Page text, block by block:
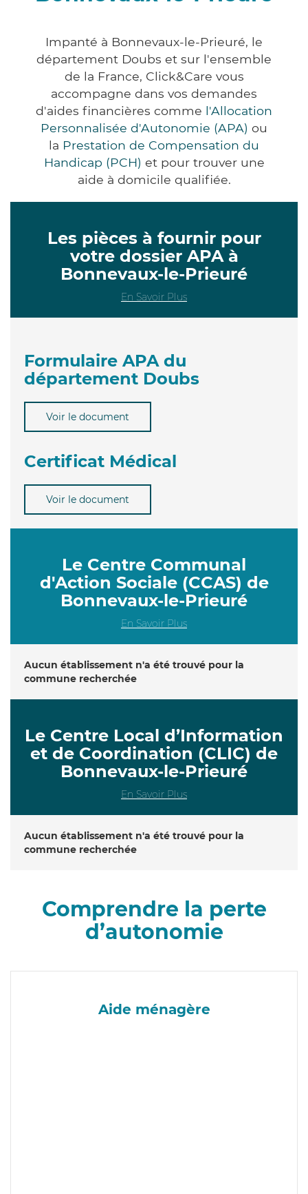
Impanté à Bonnevaux-le-Prieuré, le
département Doubs et sur l'ensemble
de la France, Click&Care vous
accompagne dans vos demandes
d'aides financières comme l'Allocation
Personnalisée d'Autonomie (APA) ou
la Prestation de Compensation du
Handicap (PCH) et pour trouver une
aide à domicile qualifiée.
Les pièces à fournir pour
votre dossier APA à
Bonnevaux-le-Prieuré
En Savoir Plus
Formulaire APA du
département Doubs
Voir le document
Certificat Médical
Voir le document
Le Centre Communal
d'Action Sociale (CCAS) de
Bonnevaux-le-Prieuré
En Savoir Plus
Aucun établissement n'a été trouvé pour la
commune recherchée
Le Centre Local d’Information
et de Coordination (CLIC) de
Bonnevaux-le-Prieuré
En Savoir Plus
Aucun établissement n'a été trouvé pour la
commune recherchée
Comprendre la perte
d’autonomie
Aide ménagère